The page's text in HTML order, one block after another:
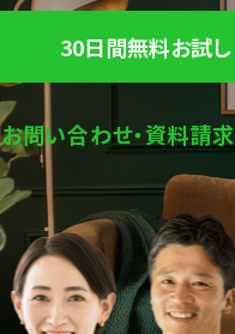
30日間無料お試し
お問い合わせ・資料請求